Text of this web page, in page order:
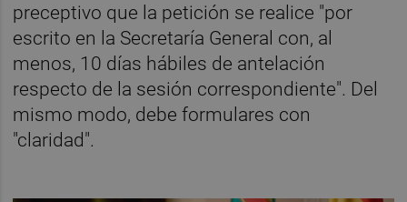
preceptivo que la petición se realice "por
escrito en la Secretaría General con, al
menos, 10 días hábiles de antelación
respecto de la sesión correspondiente". Del
mismo modo, debe formulares con
"claridad".